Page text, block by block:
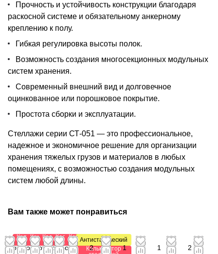
Прочность и устойчивость конструкции благодаря
раскосной системе и обязательному анкерному
креплению к полу.
Гибкая регулировка высоты полок.
Возможность создания многосекционных модульных
систем хранения.
Современный внешний вид и долговечное
оцинкованное или порошковое покрытие.
Простота сборки и эксплуатации.
Стеллажи серии СТ-051 — это профессиональное,
надежное и экономичное решение для организации
хранения тяжелых грузов и материалов в любых
помещениях, с возможностью создания модульных
систем любой длины.
Вам также может понравиться
Калькулятор
стеллажей
от
Калькулятор
стеллажей
от
Калькулятор
стеллажей
от 1
Калькулятор
стеллажей
от
Калькулятор
стеллажей
от
Антистатический
Калькулятор
от
2
1
1
2